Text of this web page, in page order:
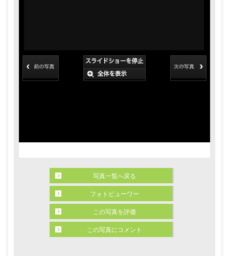
写真一覧へ戻る
フォトビューワー
この写真を評価
この写真にコメント